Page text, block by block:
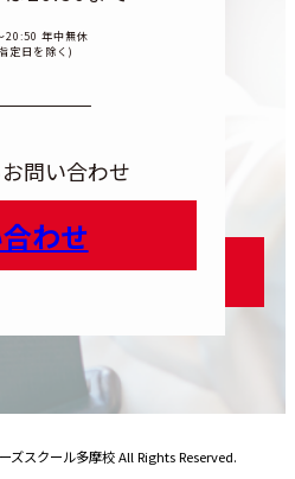
20:50 年中無休
定日を除く)
問い合わせ
わせ
カラム
ズスクール多摩校 All Rights Reserved.